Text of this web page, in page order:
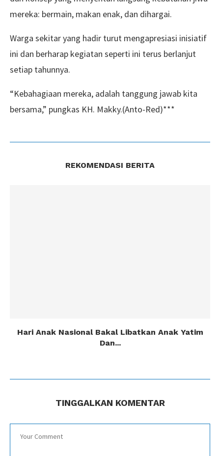
mereka: bermain, makan enak, dan dihargai.
Warga sekitar yang hadir turut mengapresiasi inisiatif
ini dan berharap kegiatan seperti ini terus berlanjut
setiap tahunnya.
“Kebahagiaan mereka, adalah tanggung jawab kita
bersama,” pungkas KH. Makky.(Anto-Red)***
REKOMENDASI BERITA
Hari Anak Nasional Bakal Libatkan Anak Yatim
Dan...
TINGGALKAN KOMENTAR